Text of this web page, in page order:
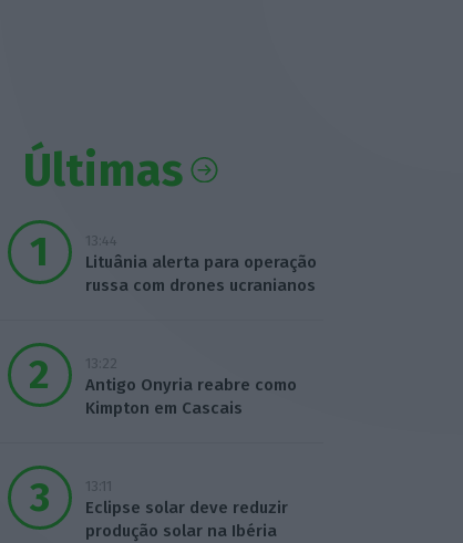
Últimas
13:44
Lituânia alerta para operação
russa com drones ucranianos
13:22
Antigo Onyria reabre como
Kimpton em Cascais
13:11
Eclipse solar deve reduzir
produção solar na Ibéria